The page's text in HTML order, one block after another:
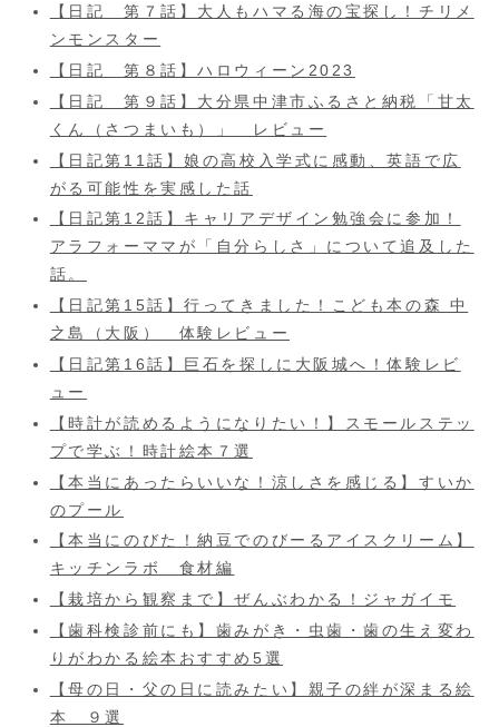
【日記 第７話】大人もハマる海の宝探し！チリメ
ンモンスター
【日記 第８話】ハロウィーン2023
【日記 第９話】大分県中津市ふるさと納税「甘太
くん（さつまいも）」 レビュー
【日記第11話】娘の高校入学式に感動、英語で広
がる可能性を実感した話
【日記第12話】キャリアデザイン勉強会に参加！
アラフォーママが「自分らしさ」について追及した
話。
【日記第15話】行ってきました！こども本の森 中
之島（大阪） 体験レビュー
【日記第16話】巨石を探しに大阪城へ！体験レビ
ュー
【時計が読めるようになりたい！】スモールステッ
プで学ぶ！時計絵本７選
【本当にあったらいいな！涼しさを感じる】すいか
のプール
【本当にのびた！納豆でのびーるアイスクリーム】
キッチンラボ 食材編
【栽培から観察まで】ぜんぶわかる！ジャガイモ
【歯科検診前にも】歯みがき・虫歯・歯の生え変わ
りがわかる絵本おすすめ5選
【母の日・父の日に読みたい】親子の絆が深まる絵
本 ９選